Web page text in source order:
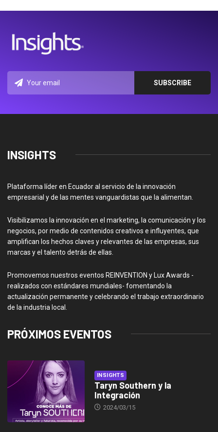
INSIGHTS
Plataforma líder en Ecuador al servicio de la innovación
empresarial y de las mentes vanguardistas que la alimentan.
Visibilizamos la innovación en el marketing, la comunicación y los
negocios, por medio de contenidos creativos e influyentes, que
amplifican los hechos claves y relevantes de las empresas, sus
marcas y el talento detrás de ellas.
Promovemos nuestros eventos REINVENTION y Lux Awards -
realizados con estándares mundiales- fomentando la
actualización permanente y celebrando el trabajo extraordinario
de la industria local.
PRÓXIMOS EVENTOS
INSIGHTS
Taryn Southern y la
Integración
2024/03/15